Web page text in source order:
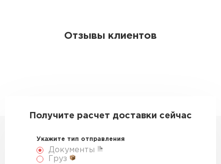
Отзывы клиентов
Получите расчет доставки сейчас
Укажите тип отправления
Документы
Груз